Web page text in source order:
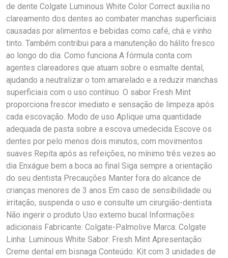
de dente Colgate Luminous White Color Correct auxilia no
clareamento dos dentes ao combater manchas superficiais
causadas por alimentos e bebidas como café, chá e vinho
tinto. Também contribui para a manutenção do hálito fresco
ao longo do dia. Como funciona A fórmula conta com
agentes clareadores que atuam sobre o esmalte dental,
ajudando a neutralizar o tom amarelado e a reduzir manchas
superficiais com o uso contínuo. O sabor Fresh Mint
proporciona frescor imediato e sensação de limpeza após
cada escovação. Modo de uso Aplique uma quantidade
adequada de pasta sobre a escova umedecida Escove os
dentes por pelo menos dois minutos, com movimentos
suaves Repita após as refeições, no mínimo três vezes ao
dia Enxágue bem a boca ao final Siga sempre a orientação
do seu dentista Precauções Manter fora do alcance de
crianças menores de 3 anos Em caso de sensibilidade ou
irritação, suspenda o uso e consulte um cirurgião-dentista
Não ingerir o produto Uso externo bucal Informações
adicionais Fabricante: Colgate-Palmolive Marca: Colgate
Linha: Luminous White Sabor: Fresh Mint Apresentação:
Creme dental em bisnaga Conteúdo: Kit com 3 unidades de